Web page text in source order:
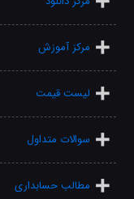
مرکز آموزش
لیست قیمت
سوالات متداول
مطالب حسابداری